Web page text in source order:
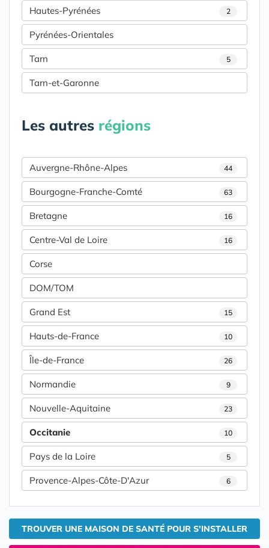
Hautes-Pyrénées 2
Pyrénées-Orientales
Tarn 5
Tarn-et-Garonne
Les autres régions
Auvergne-Rhône-Alpes 44
Bourgogne-Franche-Comté 63
Bretagne 16
Centre-Val de Loire 16
Corse
DOM/TOM
Grand Est 15
Hauts-de-France 10
Île-de-France 26
Normandie 9
Nouvelle-Aquitaine 23
Occitanie 10
Pays de la Loire 5
Provence-Alpes-Côte-D'Azur 6
TROUVER UNE MAISON DE SANTÉ POUR S'INSTALLER